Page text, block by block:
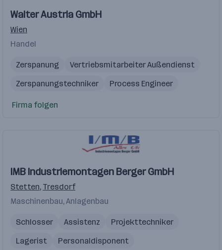
Walter Austria GmbH
Wien
Handel
Zerspanung
Vertriebsmitarbeiter Außendienst
Zerspanungstechniker
Process Engineer
Vertrieb
Firma folgen
IMB Industriemontagen Berger GmbH
Stetten, Tresdorf
Maschinenbau, Anlagenbau
Schlosser Assistenz
Projekttechniker
Lagerist
Personaldisponent